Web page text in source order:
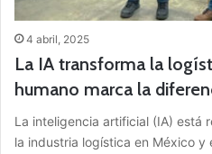
4 abril, 2025
La IA transforma la
humano marca la
La inteligencia artificial (IA) está
la industria logística en México y